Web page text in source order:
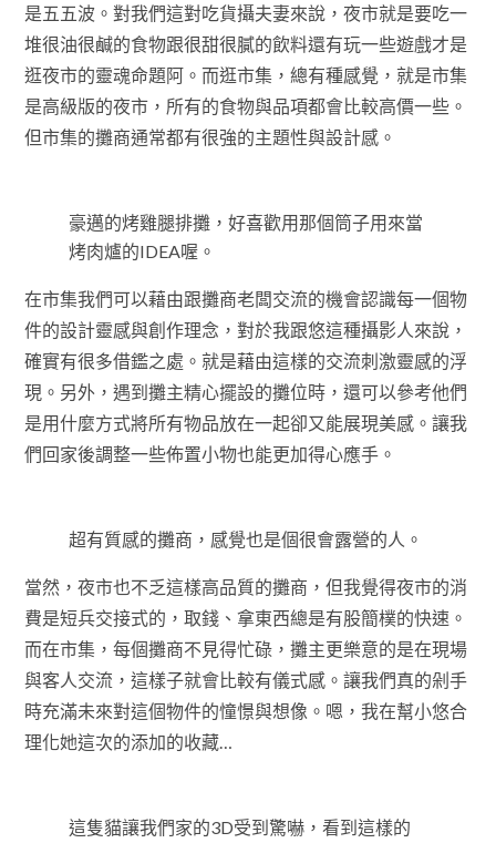
是五五波。對我們這對吃貨攝夫妻來說，夜市就是要吃一
堆很油很鹹的食物跟很甜很膩的飲料還有玩一些遊戲才是
逛夜市的靈魂命題阿。而逛市集，總有種感覺，就是市集
是高級版的夜市，所有的食物與品項都會比較高價一些。
但市集的攤商通常都有很強的主題性與設計感。
豪邁的烤雞腿排攤，好喜歡用那個筒子用來當
烤肉爐的IDEA喔。
在市集我們可以藉由跟攤商老闆交流的機會認識每一個物
件的設計靈感與創作理念，對於我跟悠這種攝影人來說，
確實有很多借鑑之處。就是藉由這樣的交流刺激靈感的浮
現。另外，遇到攤主精心擺設的攤位時，還可以參考他們
是用什麼方式將所有物品放在一起卻又能展現美感。讓我
們回家後調整一些佈置小物也能更加得心應手。
超有質感的攤商，感覺也是個很會露營的人。
當然，夜市也不乏這樣高品質的攤商，但我覺得夜市的消
費是短兵交接式的，取錢、拿東西總是有股簡樸的快速。
而在市集，每個攤商不見得忙碌，攤主更樂意的是在現場
與客人交流，這樣子就會比較有儀式感。讓我們真的剁手
時充滿未來對這個物件的憧憬與想像。嗯，我在幫小悠合
理化她這次的添加的收藏…
這隻貓讓我們家的3D受到驚嚇，看到這樣的